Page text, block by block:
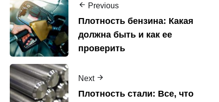
Previous
Плотность бензина: Какая
должна быть и как ее
проверить
Next
Плотность стали: Все, что